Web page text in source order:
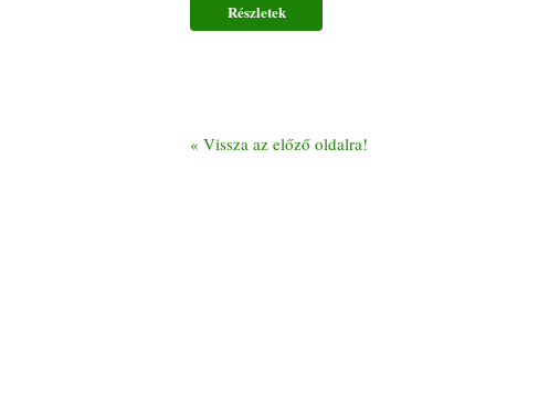
Részletek
« Vissza az előző oldalra!